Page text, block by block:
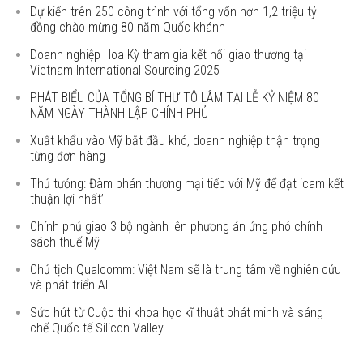
Dự kiến trên 250 công trình với tổng vốn hơn 1,2 triệu tỷ
đồng chào mừng 80 năm Quốc khánh
Doanh nghiệp Hoa Kỳ tham gia kết nối giao thương tại
Vietnam International Sourcing 2025
PHÁT BIỂU CỦA TỔNG BÍ THƯ TÔ LÂM TẠI LỄ KỶ NIỆM 80
NĂM NGÀY THÀNH LẬP CHÍNH PHỦ
Xuất khẩu vào Mỹ bắt đầu khó, doanh nghiệp thận trọng
từng đơn hàng
Thủ tướng: Đàm phán thương mại tiếp với Mỹ để đạt ‘cam kết
thuận lợi nhất’
Chính phủ giao 3 bộ ngành lên phương án ứng phó chính
sách thuế Mỹ
Chủ tịch Qualcomm: Việt Nam sẽ là trung tâm về nghiên cứu
và phát triển AI
Sức hút từ Cuộc thi khoa học kĩ thuật phát minh và sáng
chế Quốc tế Silicon Valley